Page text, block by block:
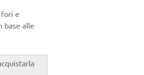
fori e
base alle